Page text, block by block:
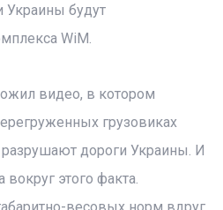
Украины будут
WiM.
видео, в котором
грузовиках
дороги Украины. И
этого факта.